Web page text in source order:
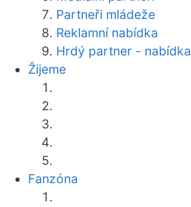
Partneři mládeže
Reklamní nabídka
Hrdý partner - nabídka
Žijeme
Fanzóna